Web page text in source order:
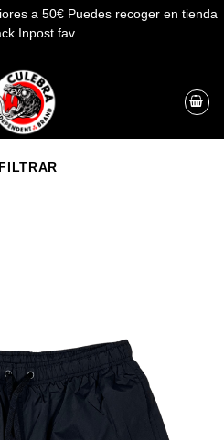
a 50€ Puedes recoger en tienda
Inpost fav
FILTRAR